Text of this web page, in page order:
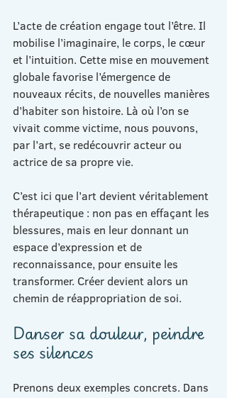
L’acte de création engage tout l’être. Il
mobilise l’imaginaire, le corps, le cœur
et l’intuition. Cette mise en mouvement
globale favorise l’émergence de
nouveaux récits, de nouvelles manières
d’habiter son histoire. Là où l’on se
vivait comme victime, nous pouvons,
par l’art, se redécouvrir acteur ou
actrice de sa propre vie.
C’est ici que l’art devient véritablement
thérapeutique : non pas en effaçant les
blessures, mais en leur donnant un
espace d’expression et de
reconnaissance, pour ensuite les
transformer. Créer devient alors un
chemin de réappropriation de soi.
Danser sa douleur, peindre
ses silences
Prenons deux exemples concrets. Dans